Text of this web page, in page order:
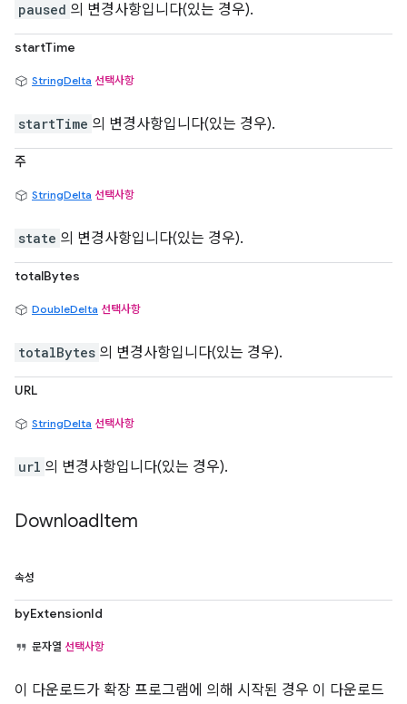
paused 의 변경사항입니다(있는 경우).
startTime
StringDelta 선택사항
startTime 의 변경사항입니다(있는 경우).
주
StringDelta 선택사항
state 의 변경사항입니다(있는 경우).
totalBytes
DoubleDelta 선택사항
totalBytes 의 변경사항입니다(있는 경우).
URL
StringDelta 선택사항
url 의 변경사항입니다(있는 경우).
DownloadItem
속성
byExtensionId
문자열 선택사항
이 다운로드가 확장 프로그램에 의해 시작된 경우 이 다운로드